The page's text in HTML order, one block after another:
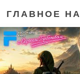
ГЛАВНОЕ